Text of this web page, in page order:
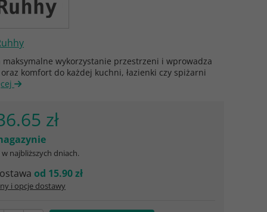
maksymalne wykorzystanie przestrzeni i wprowadza
komfort do każdej kuchni, łazienki czy spiżarni
zł
w najbliższych dniach.
od 15.90 zł
i opcje dostawy